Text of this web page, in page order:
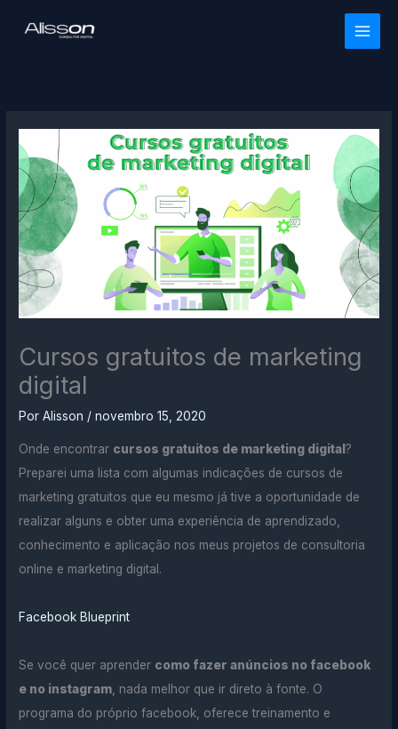
para
Cursos gratuitos de marketing
digital
PorAlisson /novembro 15, 2020
Onde encontrar cursos gratuitos de marketing digital?
Preparei uma lista com algumas indicações de cursos de
marketing gratuitos que eu mesmo já tive a oportunidade de
realizar alguns e obter uma experiência de aprendizado,
conhecimento e aplicação nos meus projetos de consultoria
online e marketing digital.
Facebook Blueprint
Se você quer aprender como fazer anúncios no facebook
e no instagram, nada melhor que ir direto à fonte. O
programa do próprio facebook, oferece treinamento e